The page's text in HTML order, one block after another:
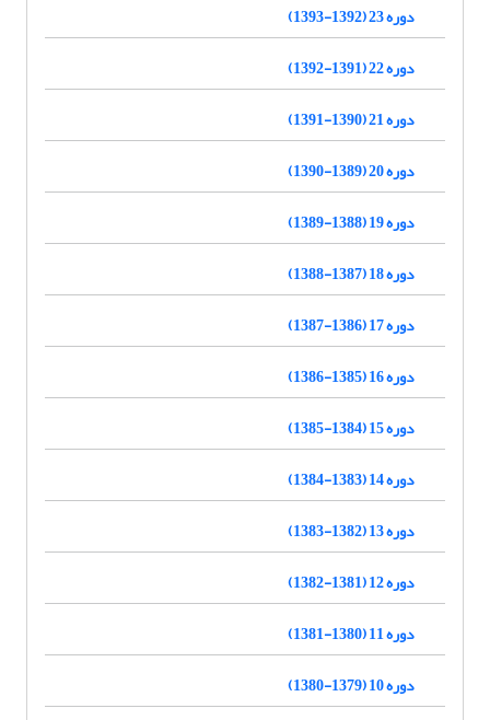
دوره 23 (1392-1393)
دوره 22 (1391-1392)
دوره 21 (1390-1391)
دوره 20 (1389-1390)
دوره 19 (1388-1389)
دوره 18 (1387-1388)
دوره 17 (1386-1387)
دوره 16 (1385-1386)
دوره 15 (1384-1385)
دوره 14 (1383-1384)
دوره 13 (1382-1383)
دوره 12 (1381-1382)
دوره 11 (1380-1381)
دوره 10 (1379-1380)